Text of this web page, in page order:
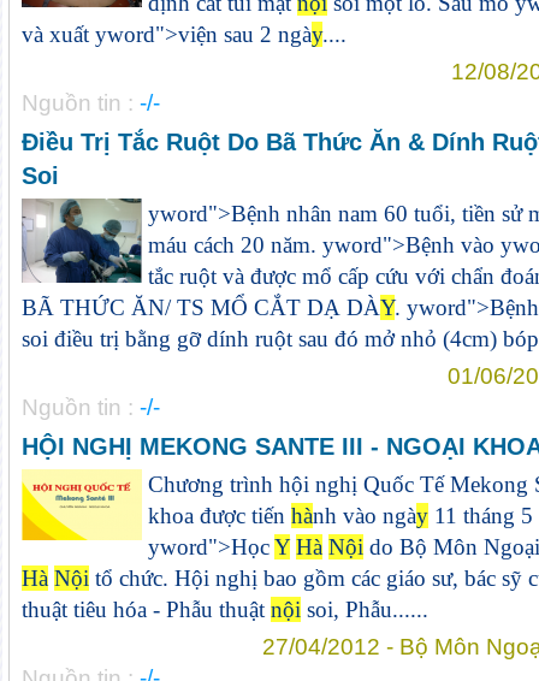
và xuất yword">viện sau 2 ngày....
12/08/
Nguồn tin : -/-
Điều Trị Tắc Ruột Do Bã Thức Ăn & Dính
Soi
yword">Bệnh nhân nam 60 tuổi, tiền sử
máu cách 20 năm. yword">Bệnh vào y
tắc ruột và được mổ cấp cứu với chẩn
BÃ THỨC ĂN/ TS MỔ CẮT DẠ DÀY. y
soi điều trị bằng gỡ dính ruột sau đó mở nhỏ (4cm)
01/06/
Nguồn tin : -/-
HỘI NGHỊ MEKONG SANTE III - NGOẠI
Chương trình hội nghị Quốc Tế Mekong
khoa được tiến hành vào ngày11 tháng 5
yword">HọcY Hà Nội do Bộ Môn
Hà Nội tổ chức. Hội nghị bao gồm các giáo sư, bác sỹ
thuật tiêu hóa - Phẫu thuật nội soi, Phẫu......
27/04/2012 - Bộ Môn